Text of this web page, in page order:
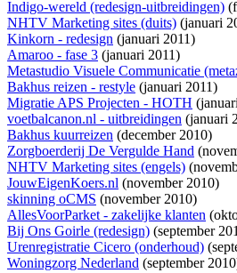
Indigo-wereld (redesign-uitbreidingen)
NHTV Marketing sites (duits) (januari
Kinkorn - redesign (januari 2011)
Amaroo - fase 3 (januari 2011)
Metastudio Visuele Communicatie
Bakhus reizen - restyle (januari 2011)
Migratie APS Projecten - HOTH
voetbalcanon.nl - uitbreidingen (januari
Bakhus kuurreizen (december 2010)
Zorgboerderij De Vergulde Hand
NHTV Marketing sites (engels)
JouwEigenKoers.nl (november 2010)
skinning oCMS (november 2010)
AllesVoorParket - zakelijke klanten
Bij Ons Goirle (redesign) (september
Urenregistratie Cicero (onderhoud)
Woningzorg Nederland (september